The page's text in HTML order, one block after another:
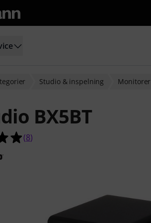
Studio & inspelning Monitorer
BX5BT
4.9 av 5 stjärnor från 8 kundbetyg
(8)